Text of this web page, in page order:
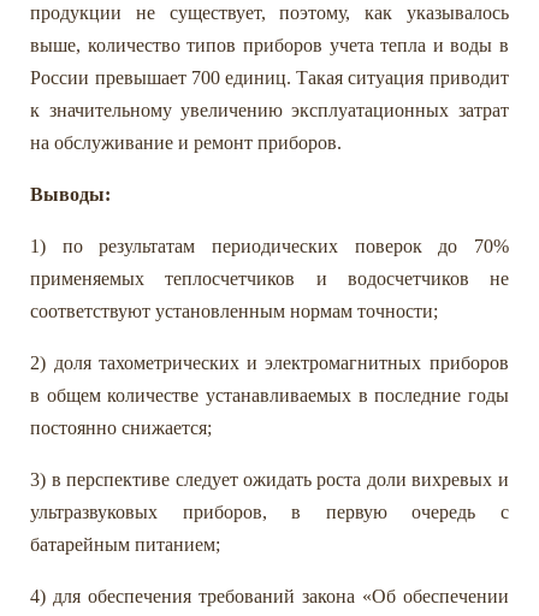
продукции не существует, поэтому, как указывалось
выше, количество типов приборов учета тепла и воды в
России превышает 700 единиц. Такая ситуация приводит
к значительному увеличению эксплуатационных затрат
на обслуживание и ремонт приборов.
Выводы:
1) по результатам периодических поверок до 70%
применяемых теплосчетчиков и водосчетчиков не
соответствуют установленным нормам точности;
2) доля тахометрических и электромагнитных приборов
в общем количестве устанавливаемых в последние годы
постоянно снижается;
3) в перспективе следует ожидать роста доли вихревых и
ультразвуковых приборов, в первую очередь с
батарейным питанием;
4) для обеспечения требований закона «Об обеспечении